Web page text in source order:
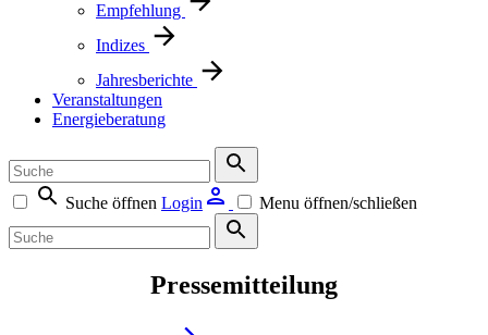
Empfehlung
Indizes
Jahresberichte
Veranstaltungen
Energieberatung
Suche öffnen Login Menu öffnen/schließen
Pressemitteilung